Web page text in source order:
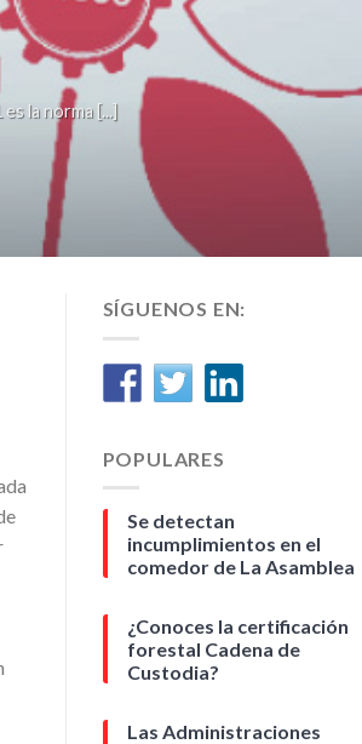
la norma [...]
SÍGUENOS EN:
POPULARES
Se detectan
incumplimientos en el
comedor de La Asamblea
¿Conoces la certificación
forestal Cadena de
Custodia?
Las Administraciones